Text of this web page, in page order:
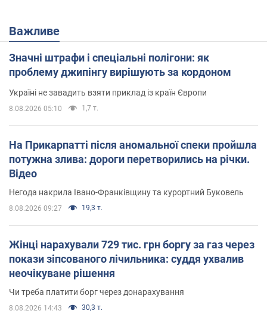
Важливе
Значні штрафи і спеціальні полігони: як
проблему джипінгу вирішують за кордоном
Україні не завадить взяти приклад із країн Європи
8.08.2026 05:10 1,7 т.
На Прикарпатті після аномальної спеки пройшла
потужна злива: дороги перетворились на річки.
Відео
Негода накрила Івано-Франківщину та курортний Буковель
8.08.2026 09:27 19,3 т.
Жінці нарахували 729 тис. грн боргу за газ через
покази зіпсованого лічильника: суддя ухвалив
неочікуване рішення
Чи треба платити борг через донарахування
8.08.2026 14:43 30,3 т.